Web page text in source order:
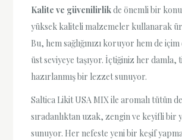
Kalite ve güvenilirlikde önemli bir
yüksek kaliteli malzemeler kullanarak
Bu, hem sağlığınızı koruyor hem de
üst seviyeye taşıyor. İçtiğiniz her damla,
hazırlanmış bir lezzet sunuyor.
Saltica Likit USA MIX ile aromalı tütün
sıradanlıktan uzak, zengin ve keyifli bir
sunuyor. Her nefeste yeni bir keşif